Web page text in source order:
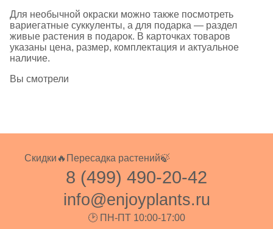
Для необычной окраски можно также посмотреть
вариегатные суккуленты, а для подарка — раздел
живые растения в подарок. В карточках товаров
указаны цена, размер, комплектация и актуальное
наличие.
Вы смотрели
Скидки🔥 Пересадка растений🍃
8 (499) 490-20-42
info@enjoyplants.ru
🕑 ПН-ПТ 10:00-17:00